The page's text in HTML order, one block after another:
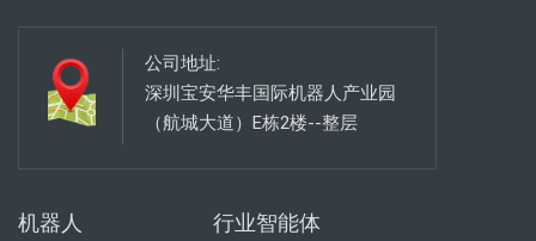
公司地址:
深圳宝安华丰国际机器人产业园
（航城大道）E栋2楼--整层
机器人 行业智能体